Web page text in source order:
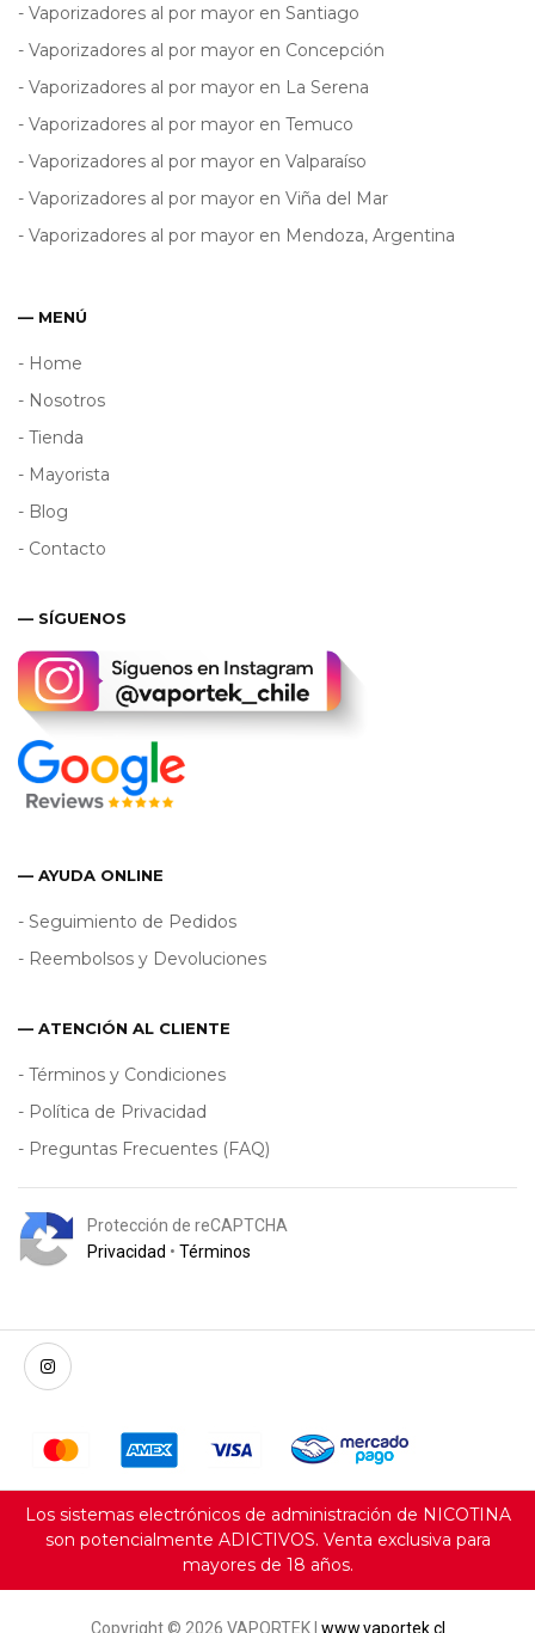
- Vaporizadores al por mayor en Santiago
- Vaporizadores al por mayor en Concepción
- Vaporizadores al por mayor en La Serena
- Vaporizadores al por mayor en Temuco
- Vaporizadores al por mayor en Valparaíso
- Vaporizadores al por mayor en Viña del Mar
- Vaporizadores al por mayor en Mendoza, Argentina
— MENÚ
- Home
- Nosotros
- Tienda
- Mayorista
- Blog
- Contacto
— SÍGUENOS
— AYUDA ONLINE
- Seguimiento de Pedidos
- Reembolsos y Devoluciones
— ATENCIÓN AL CLIENTE
- Términos y Condiciones
- Política de Privacidad
- Preguntas Frecuentes (FAQ)
Protección de reCAPTCHA
Privacidad • Términos
Los sistemas electrónicos de administración de NICOTINA
son potencialmente ADICTIVOS. Venta exclusiva para
mayores de 18 años.
Copyright © 2026 VAPORTEK | www.vaportek.cl